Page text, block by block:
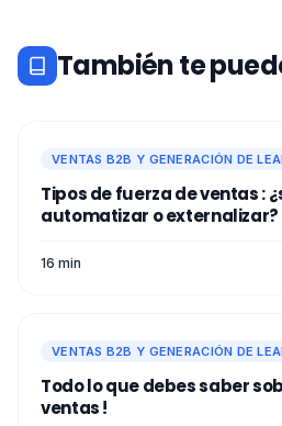
También te
VENTAS B2B Y GENERACIÓN DE
Tipos de fuerza de ventas :
automatizar o externalizar?
16 min
VENTAS B2B Y GENERACIÓN DE
Todo lo que debes saber
ventas !